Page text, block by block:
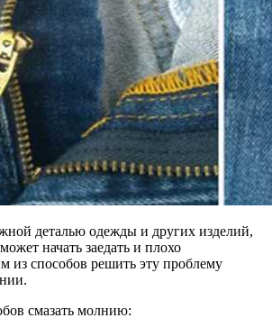
деталью одежды и других изделий,
начать заедать и плохо
из способов решить эту проблему
смазать молнию: